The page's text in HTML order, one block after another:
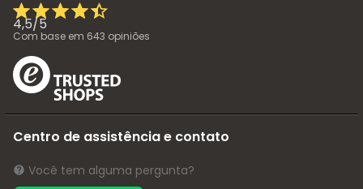
4,5/5
Com base em 643 opiniões
Centro de assistência e contato
Você tem alguma pergunta?